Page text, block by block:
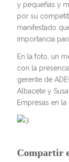
y pequeñas y
por su
manifestado
importancia
En la foto, un
con la
gerente de
Albacete y
Empresas en la
Compartir